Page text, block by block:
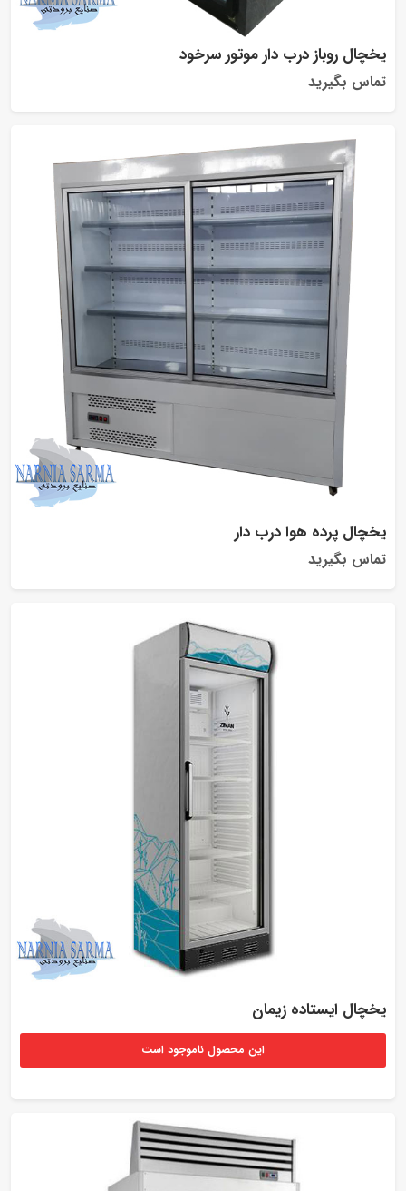
یخچال روباز درب دار موتور سرخود
تماس بگیرید
یخچال پرده هوا درب دار
تماس بگیرید
یخچال ایستاده زیمان
این محصول ناموجود است